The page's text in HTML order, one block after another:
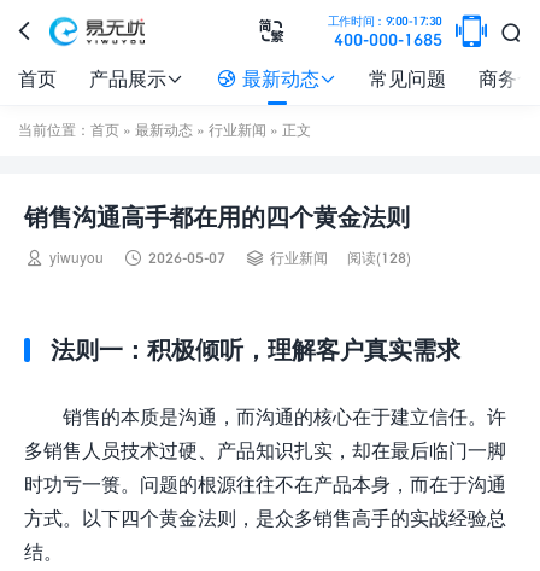
 
工作时间：9:00-17:30
400-000-1685 

首页 产品展示  最新动态 常见问题 商务
当前位置： 首页 » 最新动态 » 行业新闻 » 正文
销售沟通高手都在用的四个黄金法则
 yiwuyou  2026-05-07  行业新闻 阅读(128)
法则一：积极倾听，理解客户真实需求
销售的本质是沟通，而沟通的核心在于建立信任。许
多销售人员技术过硬、产品知识扎实，却在最后临门一脚
时功亏一篑。问题的根源往往不在产品本身，而在于沟通
方式。以下四个黄金法则，是众多销售高手的实战经验总
结。